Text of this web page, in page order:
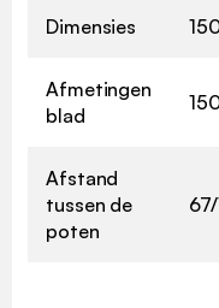
Dimensies
Afmetingen
blad
Afstand
tussen de
poten